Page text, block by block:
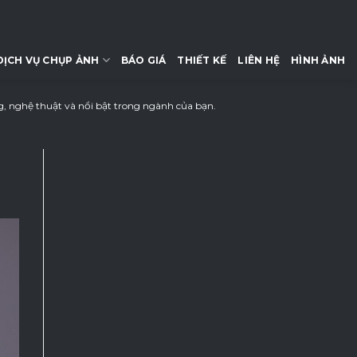
VỤ CHỤP ẢNH BÁO GIÁ THIẾT KẾ LIÊN HỆ HÌNH ẢNH
nghệ thuật và nổi bật trong ngành của bạn.